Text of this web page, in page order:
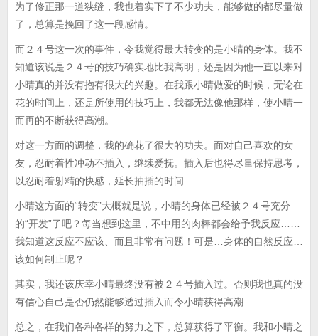
为了修正那一道狭缝，我也着实下了不少功夫，能够做的都尽量做
了，总算是挽回了这一段感情。
而２４号这一次的事件，令我觉得最大转变的是小晴的身体。我不
知道该说是２４号的技巧确实地比我高明，还是因为他一直以来对
小晴真的并没有抱有很大的兴趣。在我跟小晴做爱的时候，无论在
花的时间上，还是所使用的技巧上，我都无法像他那样，使小晴一
而再的不断获得高潮。
对这一方面的调整，我的确花了很大的功夫。面对自己喜欢的女
友，忍耐着性冲动不插入，继续爱抚。插入后也得尽量保持思考，
以忍耐着射精的快感，延长抽插的时间……
小晴这方面的“转变”大概就是说，小晴的身体已经被２４号充分
的“开发”了吧？每当想到这里，不中用的肉棒都会给予我反应……
我知道这反应不应该、而且非常有问题！可是…身体的自然反应…
该如何制止呢？
其实，我还该庆幸小晴最终没有被２４号插入过。否则我也真的没
有信心自己是否仍然能够透过插入而令小晴获得高潮……
总之，在我们各种各样的努力之下，总算获得了平衡。我和小晴之